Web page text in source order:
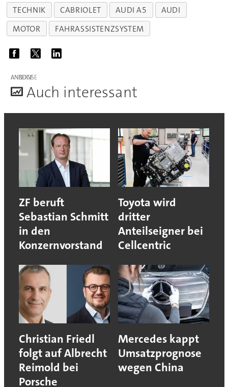
TECHNIK CABRIOLET AUDI A5
AUDI
MOTOR
FAHRASSISTENZSYSTEM
ANZEIGE
Auch interessant
ZF beruft
Sebastian Schmitt
in den
Konzernvorstand
Toyota wird
dritter
Anteilseigner bei
Cellcentric
Christian Friedl
folgt auf Albrecht
Reimold bei
Porsche
Mercedes kappt
Umsatzprognose
wegen China